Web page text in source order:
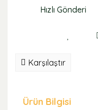
Hızlı Gönderi
Karşılaştır
Ürün Bilgisi